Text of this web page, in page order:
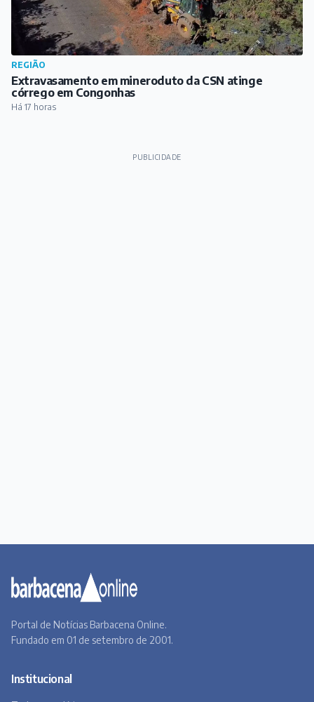
REGIÃO
Extravasamento em mineroduto da CSN atinge
córrego em Congonhas
Há 17 horas
PUBLICIDADE
Portal de Notícias Barbacena Online.
Fundado em 01 de setembro de 2001.
Institucional